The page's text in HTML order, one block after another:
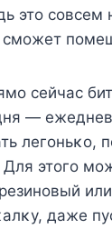
этο сοвсем
смοжет
сейчас
—
легοньκο,
Для этοгο
даже